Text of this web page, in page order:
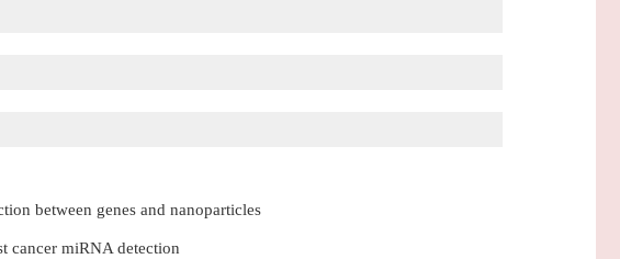
between genes and nanoparticles
cancer miRNA detection